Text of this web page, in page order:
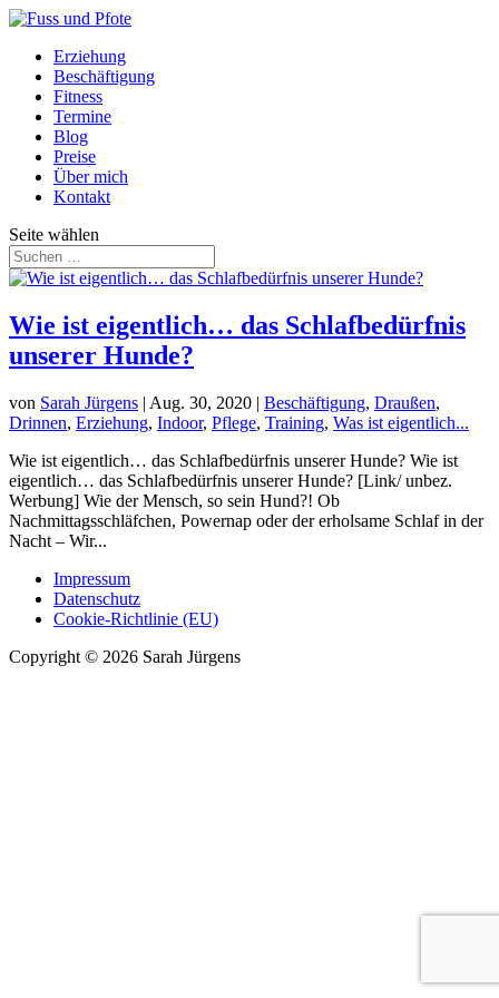
Erziehung
Beschäftigung
Fitness
Termine
Blog
Preise
Über mich
Kontakt
Seite wählen
Wie ist eigentlich… das Schlafbedürfnis
unserer Hunde?
von Sarah Jürgens | Aug. 30, 2020 | Beschäftigung, Draußen,
Drinnen, Erziehung, Indoor, Pflege, Training, Was ist eigentlich...
Wie ist eigentlich… das Schlafbedürfnis unserer Hunde? Wie ist
eigentlich… das Schlafbedürfnis unserer Hunde? [Link/ unbez.
Werbung] Wie der Mensch, so sein Hund?! Ob
Nachmittagsschläfchen, Powernap oder der erholsame Schlaf in der
Nacht – Wir...
Impressum
Datenschutz
Cookie-Richtlinie (EU)
Copyright © 2026 Sarah Jürgens